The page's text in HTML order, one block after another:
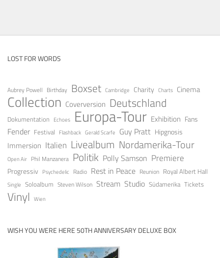
LOST FOR WORDS
Aubrey Powell Birthday Boxset Cambridge Charity Charts Cinema
Collection Coverversion Deutschland
Dokumentation Echoes Europa-Tour Exhibition Fans
Fender Festival Flashback Gerald Scarfe Guy Pratt Hipgnosis
Immersion Italien Livealbum Nordamerika-Tour
Open Air Phil Manzanera Politik Polly Samson Premiere
Progressiv Psychedelic Radio Rest in Peace Reunion Royal Albert Hall
Single Soloalbum Steven Wilson Stream Studio Südamerika Tickets
Vinyl Wien
WISH YOU WERE HERE 50TH ANNIVERSARY DELUXE BOX